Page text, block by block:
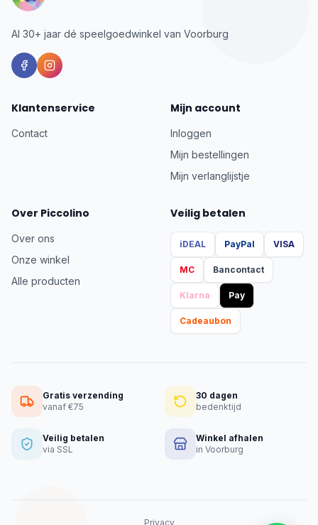
Al 30+ jaar dé speelgoedwinkel van Voorburg
Klantenservice
Contact
Mijn account
Inloggen
Mijn bestellingen
Mijn verlanglijstje
Over Piccolino
Over ons
Onze winkel
Alle producten
Veilig betalen
iDEAL PayPal VISA
MC Bancontact
Klarna Pay
Cadeaubon
Gratis verzending
vanaf €75
30 dagen
bedenktijd
Veilig betalen
via SSL
Winkel afhalen
in Voorburg
Privacy